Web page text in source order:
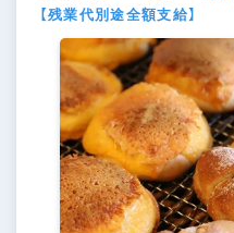
【残業代別途全額支給】